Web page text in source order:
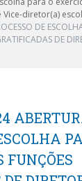
Vice-diretor(a)
DE
DE
FUNÇÕES